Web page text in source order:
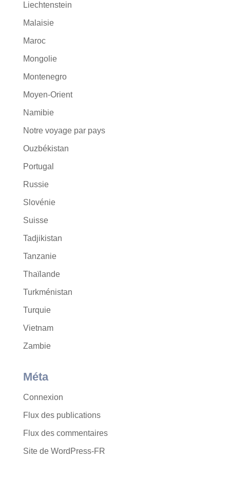
Liechtenstein
Malaisie
Maroc
Mongolie
Montenegro
Moyen-Orient
Namibie
Notre voyage par pays
Ouzbékistan
Portugal
Russie
Slovénie
Suisse
Tadjikistan
Tanzanie
Thaïlande
Turkménistan
Turquie
Vietnam
Zambie
Méta
Connexion
Flux des publications
Flux des commentaires
Site de WordPress-FR